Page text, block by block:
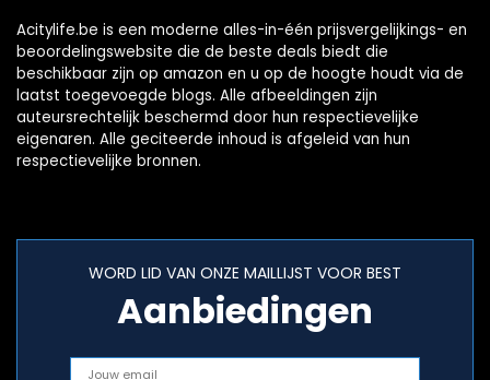
Acitylife.be is een moderne alles-in-één prijsvergelijkings- en
beoordelingswebsite die de beste deals biedt die
beschikbaar zijn op amazon en u op de hoogte houdt via de
laatst toegevoegde blogs. Alle afbeeldingen zijn
auteursrechtelijk beschermd door hun respectievelijke
eigenaren. Alle geciteerde inhoud is afgeleid van hun
respectievelijke bronnen.
WORD LID VAN ONZE MAILLIJST VOOR BEST
Aanbiedingen